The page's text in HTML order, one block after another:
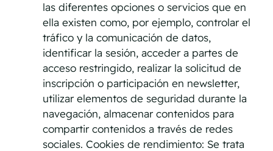
las diferentes opciones o servicios que en
ella existen como, por ejemplo, controlar el
tráfico y la comunicación de datos,
identificar la sesión, acceder a partes de
acceso restringido, realizar la solicitud de
inscripción o participación en newsletter,
utilizar elementos de seguridad durante la
navegación, almacenar contenidos para
compartir contenidos a través de redes
sociales. Cookies de rendimiento: Se trata